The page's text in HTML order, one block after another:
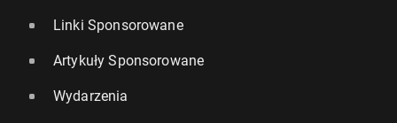
Linki Sponsorowane
Artykuły Sponsorowane
Wydarzenia